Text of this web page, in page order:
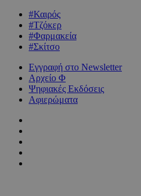
#Καιρός
#Τζόκερ
#Φαρμακεία
#Σκίτσο
Εγγραφή στο Newsletter
Αρχείο Φ
Ψηφιακές Εκδόσεις
Αφιερώματα